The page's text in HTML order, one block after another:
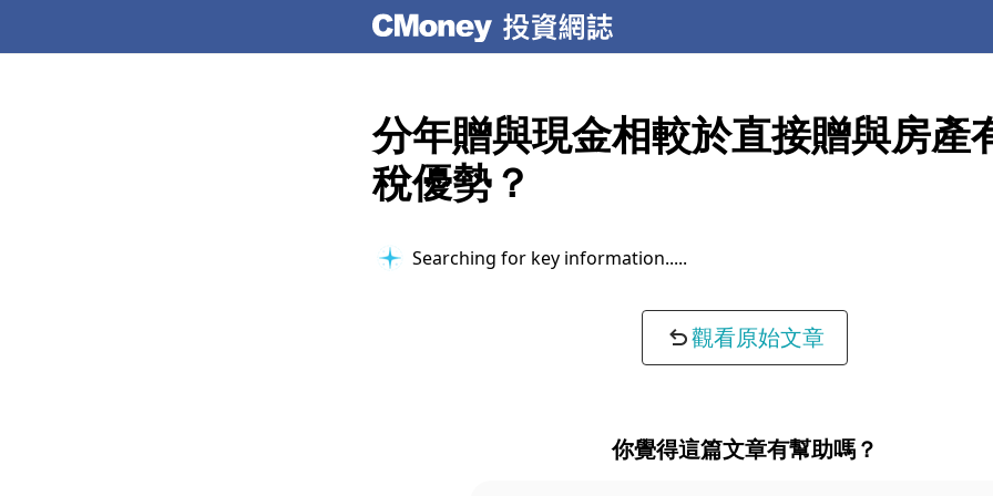
分年贈與現金相較於直接贈與房產
稅優勢？
Searching for key information...
觀看原始文章
你覺得這篇文章有幫助嗎？